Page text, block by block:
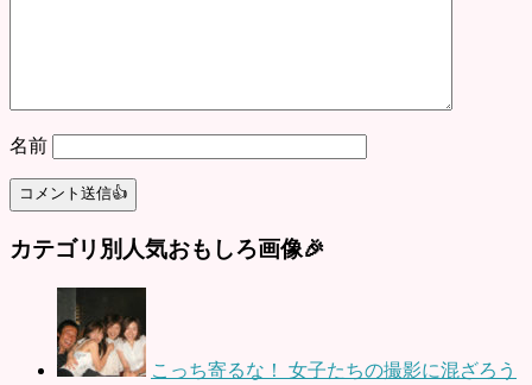
名前
カテゴリ別人気おもしろ画像🎉
こっち寄るな！ 女子たちの撮影に混ざろう